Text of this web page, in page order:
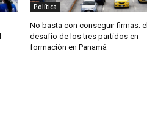
Política
No basta con conseguir firmas: el
desafío de los tres partidos en
formación en Panamá